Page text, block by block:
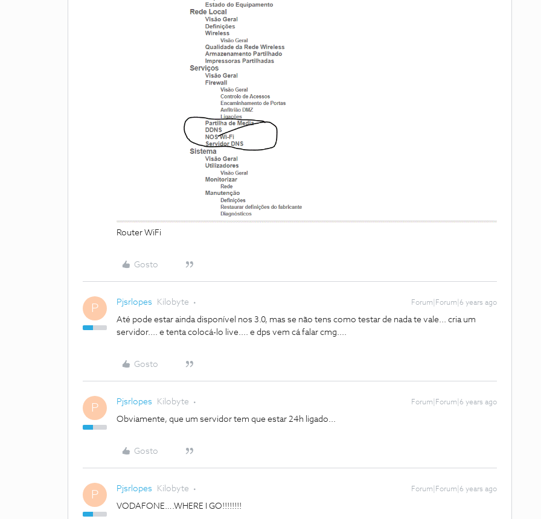
Router WiFi
Gosto
P Pjsrlopes Kilobyte Forum|Forum|6 years ago
Até pode estar ainda disponível nos 3.0, mas se não tens como testar de nada te vale... cria um
servidor.... e tenta colocá-lo live.... e dps vem cá falar cmg....
Gosto
P Pjsrlopes Kilobyte Forum|Forum|6 years ago
Obviamente, que um servidor tem que estar 24h ligado...
Gosto
P Pjsrlopes Kilobyte Forum|Forum|6 years ago
VODAFONE….WHERE I GO!!!!!!!!